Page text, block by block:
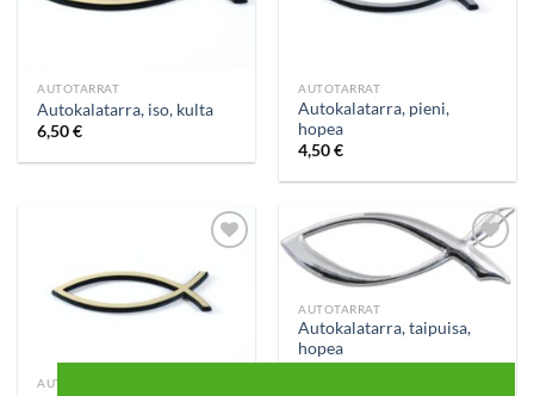
AUTOTARRAT
Autokalatarra, iso, kulta
6,50€
AUTOTARRAT
Autokalatarra, pieni,
hopea
4,50€
wishlist
AUTOTARRAT
Add to
wishlist
AUTOTARRAT
Autokalatarra, taipuisa,
hopea